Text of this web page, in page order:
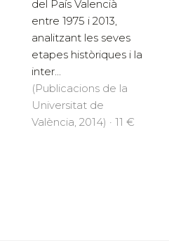
del País Valencià
entre 1975 i 2013,
analitzant les seves
etapes històriques i la
inter...
(Publicacions de la
Universitat de
València, 2014) · 11 €